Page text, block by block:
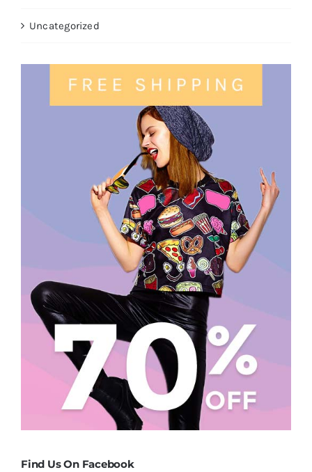
Uncategorized
Find Us On Facebook